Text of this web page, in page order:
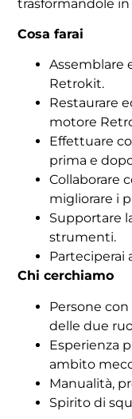
trasformandole
Cosa farai
Assemblare
Retrokit.
Restaurare
motore
Effettuare
prima e
Collaborare
migliorare i
Supportare
strumenti.
Parteciperai
Chi cerchiamo
Persone
delle due
Esperienza
ambito
Manualità,
Spirito di